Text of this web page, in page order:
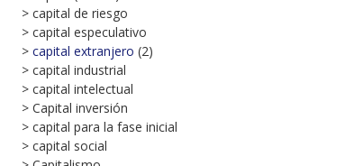
> capital de riesgo
> capital especulativo
> capital extranjero (2)
> capital industrial
> capital intelectual
> Capital inversión
> capital para la fase inicial
> capital social